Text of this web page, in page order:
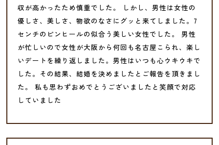
収が高かったため慎重でした。 しかし、男性は女性の
優しさ、美しさ、物欲のなさにグッと来てしました。7
センチのピンヒールの似合う美しい女性でした。 男性
が忙しいので女性が大阪から何回も名古屋こられ、楽し
いデートを繰り返しました。男性はいつも心ウキウキで
した。その結果、結婚を決めましたとご報告を頂きまし
た。 私も思わずおめでとうございましたと笑顔で対応
していました